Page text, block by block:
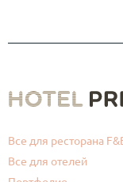
Все для ресторана
Все для отелей